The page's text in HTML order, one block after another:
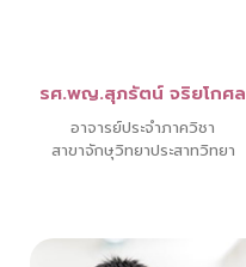
รศ.พญ.สุภรัตน์ จริยโกศล
อาจารย์ประจำภาควิชา
สาขาจักษุวิทยาประสาทวิทยา